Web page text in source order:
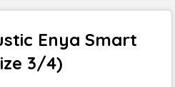
Enya Smart
3/4)